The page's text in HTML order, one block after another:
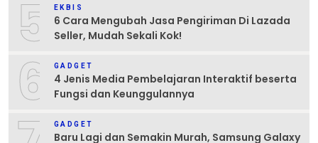
5 EKBIS
6 Cara Mengubah Jasa Pengiriman Di Lazada
Seller, Mudah Sekali Kok!
6 GADGET
4 Jenis Media Pembelajaran Interaktif beserta
Fungsi dan Keunggulannya
GADGET
Baru Lagi dan Semakin Murah, Samsung Galaxy